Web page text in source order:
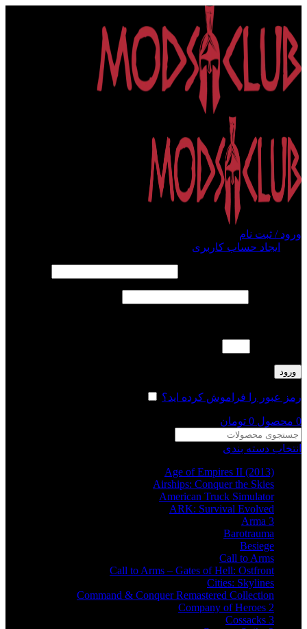
ورود / ثبت نام
ایجاد حساب کاربری
ورود
رمز عبور را فراموش کرده اید؟
0 محصول 0 تومان
انتخاب دسته بندی
Age of Empires II (2013)
Airships: Conquer the Skies
American Truck Simulator
ARK: Survival Evolved
Arma 3
Barotrauma
Besiege
Call to Arms
Call to Arms – Gates of Hell: Ostfront
Cities: Skylines
Command & Conquer Remastered Collection
Company of Heroes 2
Cossacks 3